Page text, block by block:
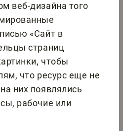
веб-дизайна того
«Сайт в
страниц
чтобы
что ресурс еще не
них появлялись
рабочие или